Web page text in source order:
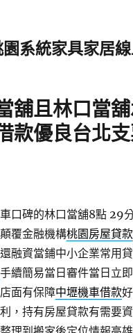
園系統家具家居
舖且林口當
款優良台北
口碑的林口當舖8點 29
覆金融機構桃園房屋貸款
融資當鋪中小企業常用
手續簡易當日審件當日立
面有保障中壢機車借款
，持有房屋貸款有需要